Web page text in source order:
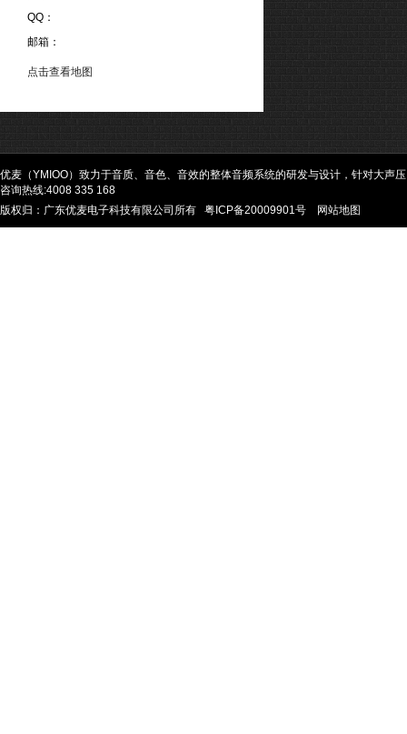
QQ：
邮箱：
点击查看地图
优麦（YMIOO）致力于音质、音色、音效的整体音频系统的研发与设计，针对大
咨询热线:4008 335 168
版权归：广东优麦电子科技有限公司所有 粤ICP备20009901号 网站地图